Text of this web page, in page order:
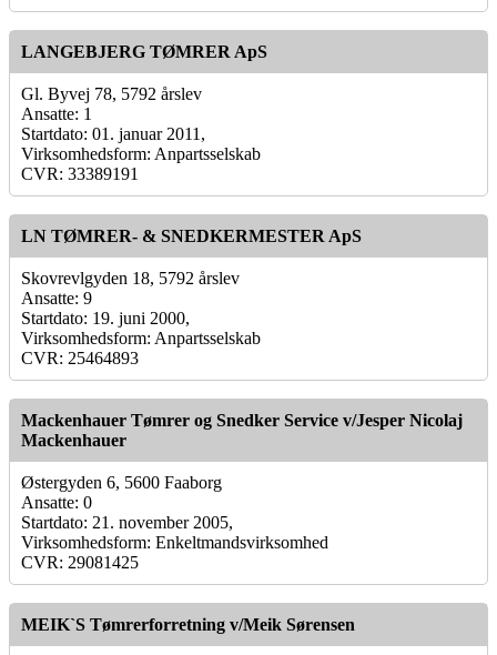
LANGEBJERG TØMRER ApS
Gl. Byvej 78, 5792 årslev
Ansatte: 1
Startdato: 01. januar 2011,
Virksomhedsform: Anpartsselskab
CVR: 33389191
LN TØMRER- & SNEDKERMESTER ApS
Skovrevlgyden 18, 5792 årslev
Ansatte: 9
Startdato: 19. juni 2000,
Virksomhedsform: Anpartsselskab
CVR: 25464893
Mackenhauer Tømrer og Snedker Service v/Jesper Nicolaj
Mackenhauer
Østergyden 6, 5600 Faaborg
Ansatte: 0
Startdato: 21. november 2005,
Virksomhedsform: Enkeltmandsvirksomhed
CVR: 29081425
MEIK`S Tømrerforretning v/Meik Sørensen